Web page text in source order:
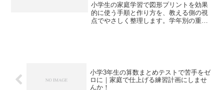
小学生の家庭学習で図形プリントを効果
的に使う手順と作り方を、教える側の視
点でやさしく整理します。学年別の重
小学3年生の算数まとめテストで苦手をゼ
ロに｜家庭で仕上げる練習計画にしませ
んか！